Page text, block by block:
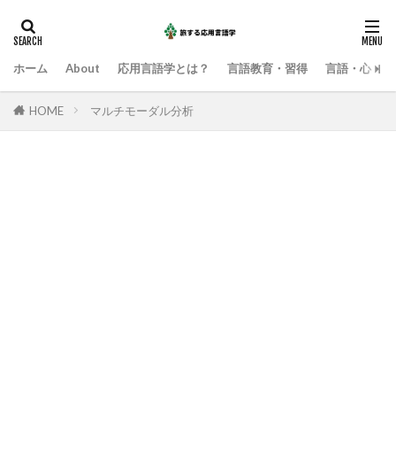
ホーム About 応用言語学とは？ 言語教育・習得 言語・心・
HOME マルチモーダル分析